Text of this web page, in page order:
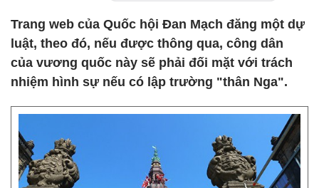
Trang web của Quốc hội Đan Mạch đăng một dự
luật, theo đó, nếu được thông qua, công dân
của vương quốc này sẽ phải đối mặt với trách
nhiệm hình sự nếu có lập trường "thân Nga".